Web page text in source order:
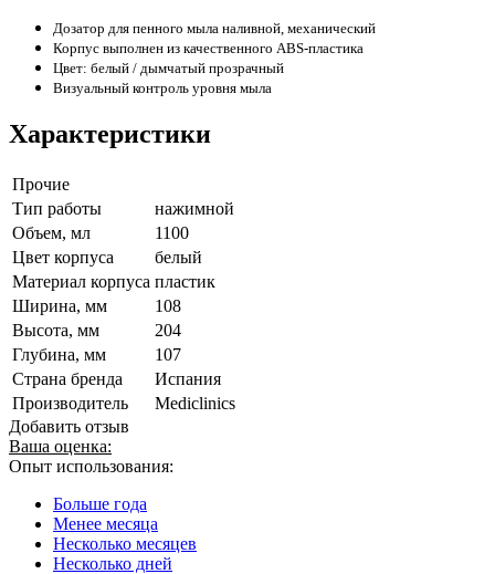
Дозатор для пенного мыла наливной, механический
Корпус выполнен из качественного ABS-пластика
Цвет: белый / дымчатый прозрачный
Визуальный контроль уровня мыла
Характеристики
Прочие
Тип работы
нажимной
Объем, мл
1100
Цвет корпуса
белый
Материал корпуса пластик
Ширина, мм
108
Высота, мм
204
Глубина, мм
107
Страна бренда
Испания
Производитель
Mediclinics
Добавить отзыв
Ваша оценка:
Опыт использования:
Больше года
Менее месяца
Несколько месяцев
Несколько дней